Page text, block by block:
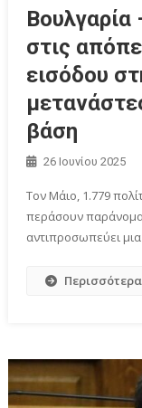
στις
εισόδου
βάση
26 Ιουνίου 2025
Τον Μάιο, 1.779
περάσουν
αντιπροσωπεύει